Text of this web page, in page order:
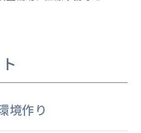
境作り